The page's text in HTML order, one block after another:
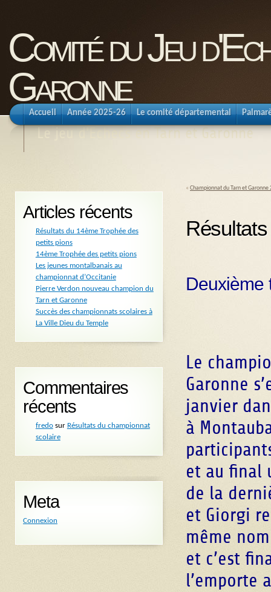
Comité du Jeu
Garonne
Le jeu d'Echecs en Tarn et Garonne
Accueil Année 2025-26 Le comité départemental
« Championnat du Tarn et Garonne
Deuxième
Le
Garonne
janvier
à
et au final
de la
et Giorgi
même
et c’est
l’emporte
Articles récents
Résultats du 14ème Trophée des
petits pions
14ème Trophée des petits pions
Les jeunes montalbanais au
championnat d’Occitanie
Pierre Verdon nouveau champion du
Tarn et Garonne
Succès des championnats scolaires à
La Ville Dieu du Temple
Commentaires
récents
fredosur Résultats du championnat
scolaire
Meta
Connexion